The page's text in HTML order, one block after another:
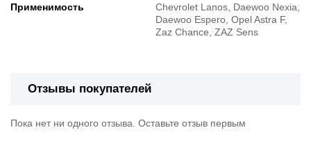
Применимость
Chevrolet Lanos, Daewoo Nexia,
Daewoo Espero, Opel Astra F,
Zaz Chance, ZAZ Sens
Отзывы покупателей
Пока нет ни одного отзыва. Оставьте отзыв первым